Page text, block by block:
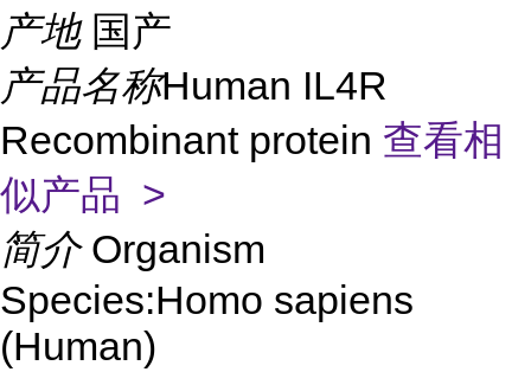
产地 国产
产品名称Human IL4R
Recombinant protein 查看相
似产品 >
简介 Organism
Species:Homo sapiens
(Human)